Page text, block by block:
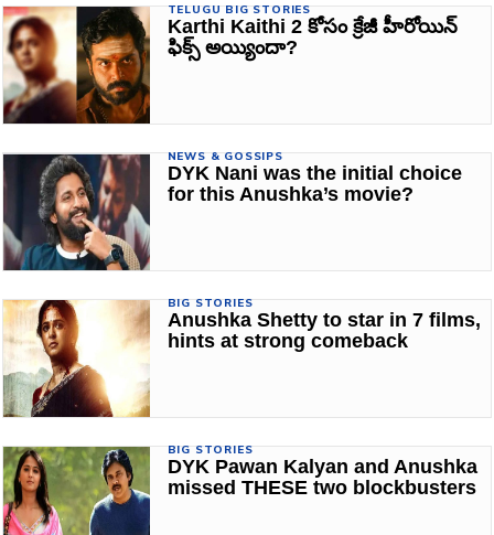
TELUGU BIG STORIES
Karthi Kaithi 2 కోసం క్రేజీ హీరోయిన్
ఫిక్స్ అయ్యిందా?
NEWS & GOSSIPS
DYK Nani was the initial choice
for this Anushka’s movie?
BIG STORIES
Anushka Shetty to star in 7 films,
hints at strong comeback
BIG STORIES
DYK Pawan Kalyan and Anushka
missed THESE two blockbusters